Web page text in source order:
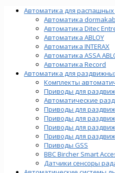
Автоматика для
Автоматика
Автоматика Ditec
Автоматика ABLOY
Автоматика INTERAX
Автоматика ASSA
Автоматика Record
Автоматика для
Комплекты
Приводы для
Автоматические
Приводы для
Приводы для
Приводы для
Приводы для
Приводы GSS
BBC Bircher Smart
Датчики сенсоры